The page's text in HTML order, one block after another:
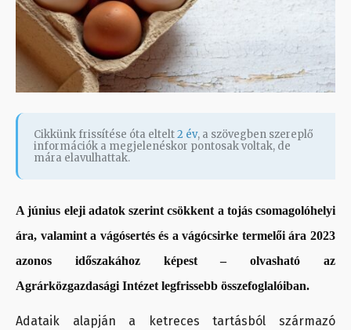
Cikkünk frissítése óta eltelt2 év, a szövegben szereplő
információk a megjelenéskor pontosak voltak, de
mára elavulhattak.
A június eleji adatok szerint csökkent a tojás csomagolóhelyi
ára, valamint a vágósertés és a vágócsirke termelői ára 2023
azonos időszakához képest – olvasható az
Agrárközgazdasági Intézet legfrissebb összefoglalóiban.
Adataik alapján a ketreces tartásból származó